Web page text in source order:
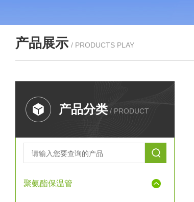
产品展示 / PRODUCTS PLAY
产品分类 / PRODUCT
聚氨酯保温管